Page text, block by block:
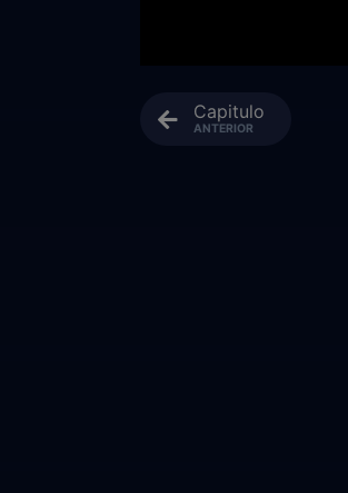
Capitulo
ANTERIOR